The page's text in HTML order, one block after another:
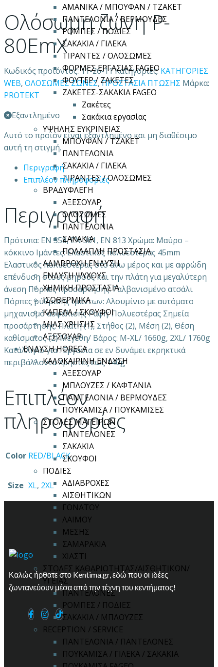
ΑΜΑΝΙΚΑ / ΜΠΟΥΦΑΝ / ΤΖΑΚΕΤ
ΠΑΝΤΕΛΟΝΙΑ / ΒΕΡΜΟΥΔΕΣ
ΡΟΜΠΕΣ / ΠΟΔΙΕΣ
ΣΑΚΑΚΙΑ / ΓΙΛΕΚΑ
ΤΙΡΑΝΤΕΣ / ΟΛΟΣΩΜΕΣ
ΦΟΡΜΕΣ ΕΡΓΑΣΙΑΣ FAGEO
ΦΟΥΤΕΡ / ΖΑΚΕΤΕΣ
ΖΑΚΕΤΕΣ-ΣΑΚΑΚΙΑ FAGEO
Ζακέτες
Σακάκια εργασίας
ΥΨΗΛΗΣ ΕΥΚΡΙΝΕΙΑΣ
ΜΠΟΥΦΑΝ / ΤΖΑΚΕΤ
ΠΑΝΤΕΛΟΝΙΑ
ΣΑΚΑΚΙΑ / ΓΙΛΕΚΑ
ΤΙΡΑΝΤΕΣ / ΟΛΟΣΩΜΕΣ
ΒΡΑΔΥΦΛΕΓΗ
ΑΞΕΣΟΥΑΡ
ΟΛΟΣΩΜΕΣ
ΠΑΝΤΕΛΟΝΙΑ
ΣΑΚΑΚΙΑ
ΠΟΛΛΑΠΛΗ ΠΡΟΣΤΑΣΙΑ
ΑΔΙΑΒΡΟΧΗ ΕΝΔΥΣΗ
ΕΝΔΥΣΗ ΨΥΧΟΥΣ
ΧΗΜΙΚΗ ΠΡΟΣΤΑΣΙΑ
ΙΣΟΘΕΡΜΙΚΑ
ΚΑΠΕΛΑ / ΣΚΟΥΦΟΙ
ΜΙΑΣ ΧΡΗΣΗΣ
ΑΞΕΣΟΥΑΡ
ΕΝΔΥΣΗ HORECA
ΚΑΛΟΚΑΙΡΙΝΗ ΕΝΔΥΣΗ
ΑΞΕΣΟΥΑΡ
ΜΠΛΟΥΖΕΣ / ΚΑΦΤΑΝΙΑ
ΠΑΝΤΕΛΟΝΙΑ / ΒΕΡΜΟΥΔΕΣ
ΠΟΥΚΑΜΙΣΑ / ΠΟΥΚΑΜΙΣΕΣ
ΣΤΟΛΕΣ ΜΑΓΕΙΡΩΝ
ΠΑΝΤΕΛΟΝΕΣ
ΣΑΚΑΚΙΑ
ΣΚΟΥΦΟΙ
ΠΟΔΙΕΣ
ΑΔΙΑΒΡΟΧΕΣ
ΑΙΣΘΗΤΙΚΩΝ
ΓΟΝΑΤΟΥ
ΛΑΙΜΟΥ
ΜΕΣΗΣ
ΣΑΜΑΡΑΚΙΑ
ΧΙΑΣΤΙ
ΣΤΟΛΕΣ ΚΑΘΑΡΙΟΤΗΤΑΣ/ΑΙΣΘΗΤΙΚΩΝ/
ΥΓΕΙΑΣ
ΠΑΝΤΕΛΟΝΕΣ
ΡΟΜΠΕΣ / ΠΟΔΙΕΣ
ΣΑΚΑΚΙΑ / ΜΠΛΟΥΖΕΣ
RECEPTION / SERVICE
ΠΑΝΤΕΛΟΝΙΑ / ΠΑΝΤΕΛΟΝΕΣ
ΠΟΥΚΑΜΙΣΑ / ΓΙΛΕΚΑ / ΣΑΚΑΚΙΑ
Oλόσωμη ζώνη P-
80EmX
Κωδικός προϊόντος:11-26-11Κατηγορίες:ΚΑΤΗΓΟΡΙΕΣ
WEB, ΟΛΟΣΩΜΕΣ ΖΩΝΕΣ,ΠΡΟΣΤΑΣΙΑ ΠΤΩΣΗΣ Μάρκα:
PROTEKT
Εξαντλημένο
Αυτό το προϊόν είναι εξαντλημένο και μη διαθέσιμο
αυτή τη στιγμή.
Περιγραφή
Επιπλέον πληροφορίες
Περιγραφή
Πρότυπα: EN 358, EN 361, EN 813 Χρώμα: Μαύρο –
κόκκινο Ιμάντες: Ελαστικός πολυεστέρας 45mm
Ελαστικός πολυεστέρας στο άνω μέρος και με αφρώδη
επένδυση στους μηρούς και την πλάτη για μεγαλύτερη
άνεση Πόρπες προσάρτησης: Γαλβανισμένο ατσάλι
Πόρπες ρύθμισης ιμάντων: Αλουμίνιο με αυτόματο
μηχανισμό ασφάλισης Ραφή: Πολυεστέρας Σημεία
προσάρτησης: Πλάτη (1), Στήθος (2), Μέση (2), Θέση
καθίσματος (2) Μεγέθη/ Βάρος: M-XL/ 1660g, 2XL/ 1760g
Κατάλληλο για : Εργασία σε εν δυνάμει εκρηκτικά
περιβάλλοντα Χρήστες έως 140g
Επιπλέον
πληροφορίες
Color RED/BLACK
Size XL, 2XL
Καλώς ήρθατε στο Kentima.gr, εδώ που οι ιδέες
ζωντανεύουν μέσα από την τέχνη του κεντήματος!